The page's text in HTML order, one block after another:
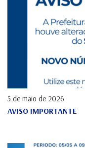
5 de maio de 2026
AVISO IMPORTANTE